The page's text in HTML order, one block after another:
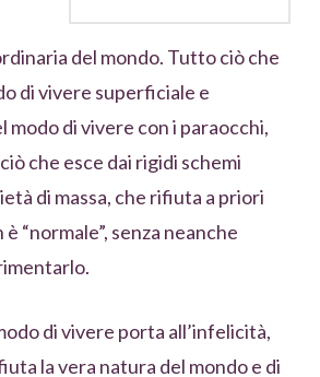
del mondo. Tutto ciò che
di vivere superficiale e
modo di vivere con i paraocchi,
che esce dai rigidi schemi
di massa, che rifiuta a priori
“normale”, senza neanche
di vivere porta all’infelicità,
la vera natura del mondo e di